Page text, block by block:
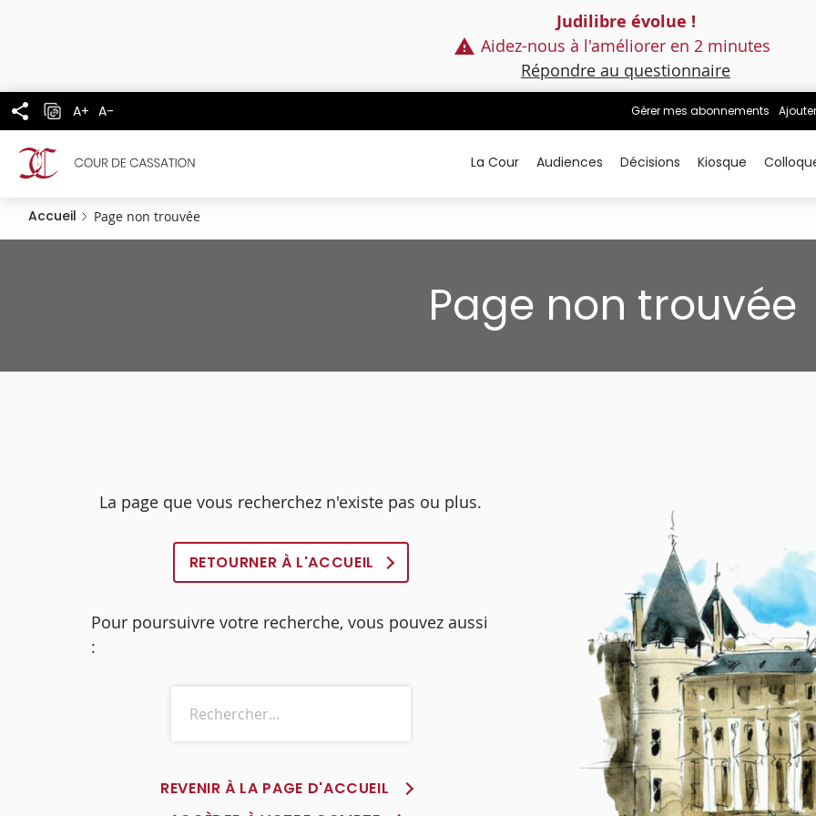
Judilibre évolue !
Aidez-nous à l'améliorer en 2 minutes
Répondre au questionnaire
A+ A- Gérer mes abonnements
La Cour Audiences Décisions Kiosque
Accueil Page non trouvée
Page non trouvée
La page que vous recherchez n'existe pas ou plus.
RETOURNER À L'ACCUEIL
Pour poursuivre votre recherche, vous pouvez aussi
:
REVENIR À LA PAGE D'ACCUEIL